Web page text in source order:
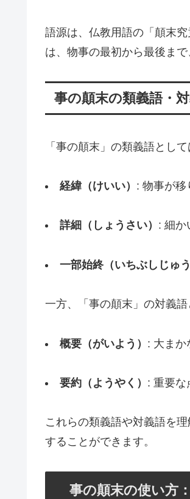
語源は、仏教用語の「顛末
は、物事の最初から最後ま
事の顛末の類義語・
「事の顛末」の類義語とし
経緯（けいい） : 物事が移
詳細（しょうさい） : 細か
一部始終（いちぶしじゅう
一方、「事の顛末」の対義
概要（がいよう） : 大まか
要約（ようやく） : 重要な
これらの類義語や対義語を
することができます。
事の顛末の使い方